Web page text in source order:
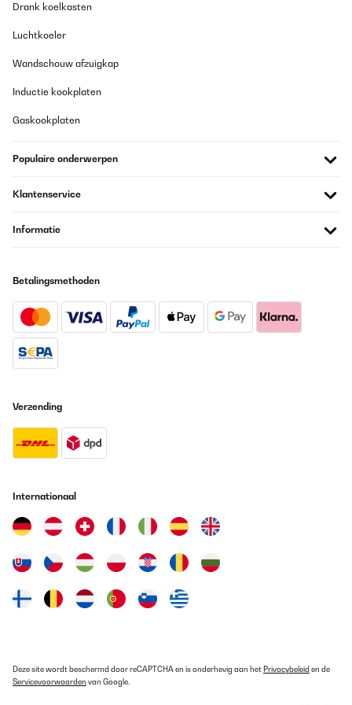
casse.
Utente Amazon
Vertaal
Drank koelkasten
Luchtkoeler
Wandschouw afzuigkap
Inductie kookplaten
Gaskookplaten
Populaire onderwerpen
Klantenservice
Informatie
Betalingsmethoden
Verzending
Internationaal
Deze site wordt beschermd door reCAPTCHA en is onderhevig aan het Privacybeleid en de
Servicevoorwaarden van Google.